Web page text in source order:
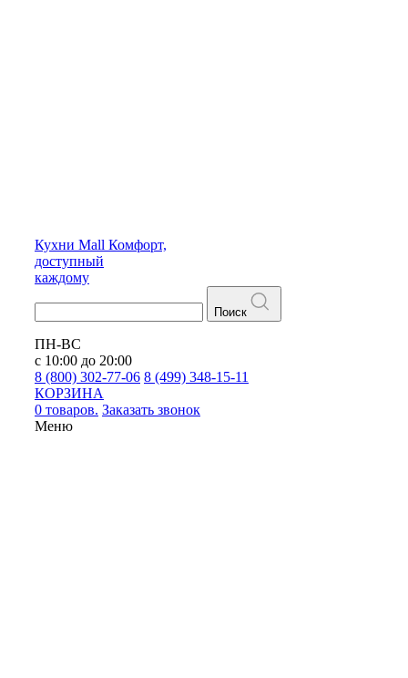
Кухни Mall Комфорт,
доступный
каждому
Поиск
ПН-ВС
с 10:00 до 20:00
8 (800) 302-77-06 8 (499) 348-15-11
КОРЗИНА
0 товаров. Заказать звонок
Меню